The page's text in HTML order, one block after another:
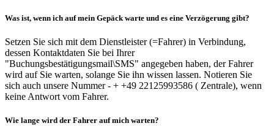
Was ist, wenn ich auf mein Gepäck warte und es eine Verzögerung gibt?
Setzen Sie sich mit dem Dienstleister (=Fahrer) in Verbindung,
dessen Kontaktdaten Sie bei Ihrer
"Buchungsbestätigungsmail\SMS" angegeben haben, der Fahrer
wird auf Sie warten, solange Sie ihn wissen lassen. Notieren Sie
sich auch unsere Nummer - + +49 22125993586 ( Zentrale), wenn
keine Antwort vom Fahrer.
Wie lange wird der Fahrer auf mich warten?